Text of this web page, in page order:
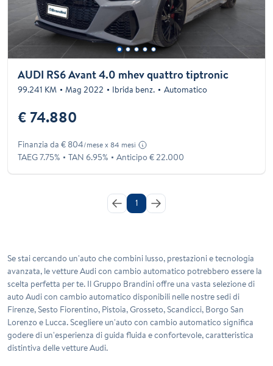
AUDI RS6 Avant 4.0 mhev quattro tiptronic
99.241 KM Mag 2022 Ibrida benz. Automatico
€ 74.880
Finanzia da € 804/mese x 84 mesi
TAEG 7.75% TAN 6.95% Anticipo € 22.000
1
Se stai cercando un'auto che combini lusso, prestazioni e tecnologia
avanzata, le vetture Audi con cambio automatico potrebbero essere la
scelta perfetta per te. Il Gruppo Brandini offre una vasta selezione di
auto Audi con cambio automatico disponibili nelle nostre sedi di
Firenze, Sesto Fiorentino, Pistoia, Grosseto, Scandicci, Borgo San
Lorenzo e Lucca. Scegliere un'auto con cambio automatico significa
godere di un'esperienza di guida fluida e confortevole, caratteristica
distintiva delle vetture Audi.